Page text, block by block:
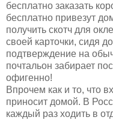
бесплатно заказать
бесплатно привезут
получить скотч для
своей карточки, сидя
подтверждение на
почтальон забирает
офигенно!
Впрочем как и то, что
приносит домой. В
каждый раз ходить в